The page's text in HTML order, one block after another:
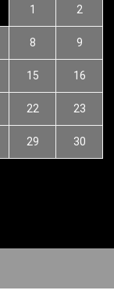
1 2
8 9
15 16
22 23
29 30